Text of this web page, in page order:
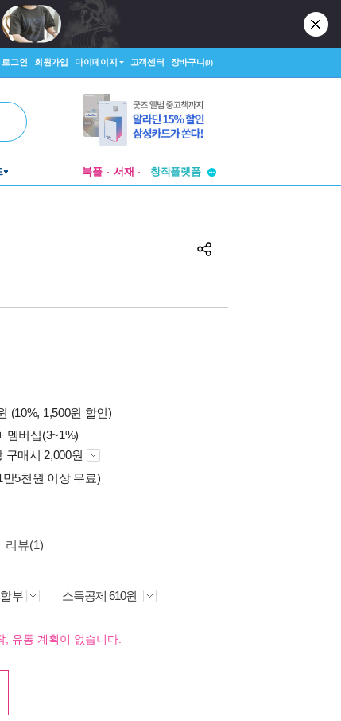
로그인 회원가입 마이페이지 고객센터 장바구니(0)
북플 서재
창작플랫폼
(10%, 1,500원 할인)
멤버십(3~1%)
구매시 2,000원
만5천원 이상 무료)
리뷰(1)
부 소득공제 610원
유통 계획이 없습니다.